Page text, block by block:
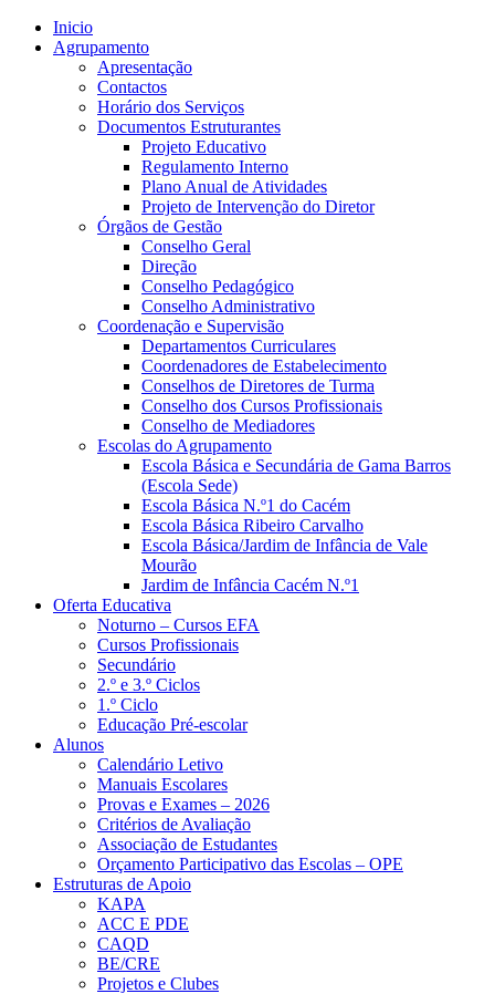
Inicio
Agrupamento
Apresentação
Contactos
Horário dos Serviços
Documentos Estruturantes
Projeto Educativo
Regulamento Interno
Plano Anual de Atividades
Projeto de Intervenção do Diretor
Órgãos de Gestão
Conselho Geral
Direção
Conselho Pedagógico
Conselho Administrativo
Coordenação e Supervisão
Departamentos Curriculares
Coordenadores de Estabelecimento
Conselhos de Diretores de Turma
Conselho dos Cursos Profissionais
Conselho de Mediadores
Escolas do Agrupamento
Escola Básica e Secundária de Gama Barros
(Escola Sede)
Escola Básica N.º1 do Cacém
Escola Básica Ribeiro Carvalho
Escola Básica/Jardim de Infância de Vale
Mourão
Jardim de Infância Cacém N.º1
Oferta Educativa
Noturno – Cursos EFA
Cursos Profissionais
Secundário
2.º e 3.º Ciclos
1.º Ciclo
Educação Pré-escolar
Alunos
Calendário Letivo
Manuais Escolares
Provas e Exames – 2026
Critérios de Avaliação
Associação de Estudantes
Orçamento Participativo das Escolas – OPE
Estruturas de Apoio
KAPA
ACC E PDE
CAQD
BE/CRE
Projetos e Clubes